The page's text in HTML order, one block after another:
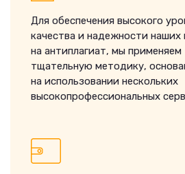
Для обеспечения высокого
качества и надежности наших
на антиплагиат, мы применяем
тщательную методику,
на использовании нескольких
высокопрофессиональных